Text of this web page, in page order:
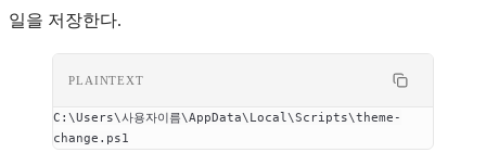
일을 저장한다.
PLAINTEXT
C:\Users\사용자이름\AppData\Local\Scripts\theme-
change.ps1